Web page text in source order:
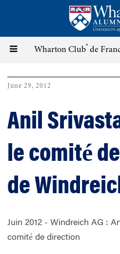
content
Toggle
navigation
Wharton Club® de
June 29, 2012
Anil
le comité
de
Juin 2012 - Windreich AG :
comité de direction